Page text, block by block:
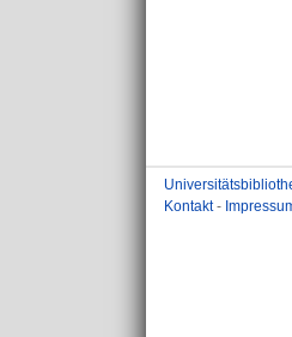
Kontakt-